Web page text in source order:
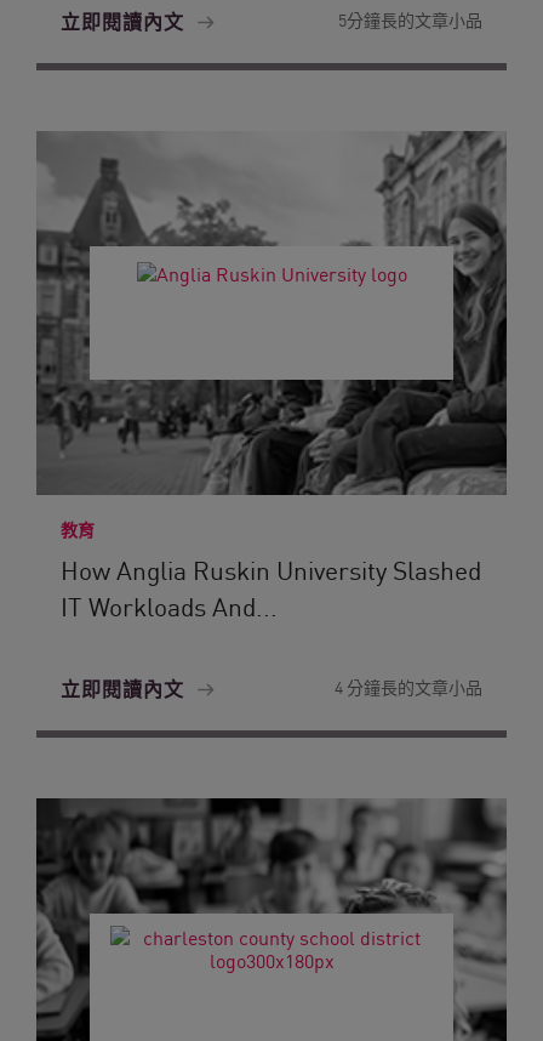
立即閱讀內文 5分鐘長的文章小品
教育
How Anglia Ruskin University Slashed
IT Workloads And...
立即閱讀內文 4 分鐘長的文章小品